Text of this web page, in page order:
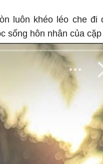
luôn khéo léo che đi
sống hôn nhân của cặp